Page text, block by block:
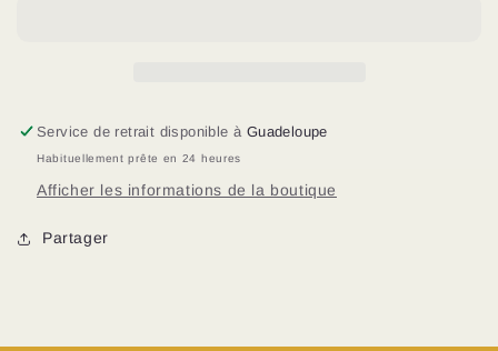
Service de retrait disponible à Guadeloupe
Habituellement prête en 24 heures
Afficher les informations de la boutique
Partager